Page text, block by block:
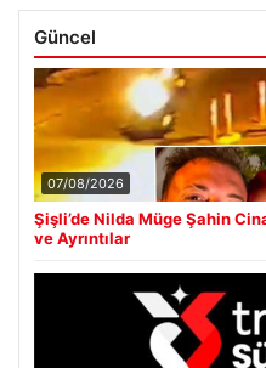
Güncel
07/08/2026
Şişli’de Nilda Müge Şahin
ve Ayrıntılar